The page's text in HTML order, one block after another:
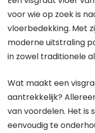
voor wie op zoek is
vloerbedekking. Met
moderne uitstraling
in zowel traditionele
Wat maakt een
aantrekkelijk?
van voordelen. Het is
eenvoudig te